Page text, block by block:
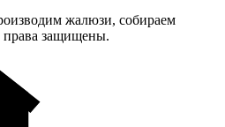
жалюзи, собираем
защищены.